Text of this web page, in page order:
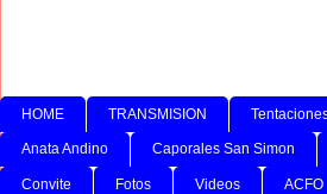
HOME TRANSMISION
Anata Andino Caporales San Simon
Convite Fotos Videos ACFO